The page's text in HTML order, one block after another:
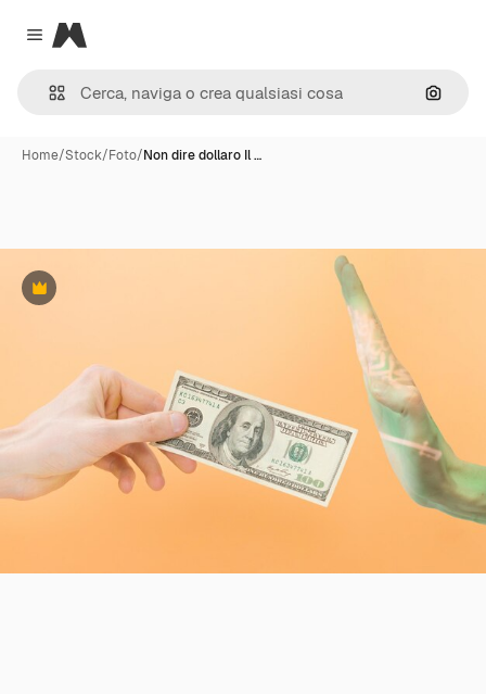
Close menu
Magnific
Cerca
Home/Stock/Foto/Non dire dollaro Il …
Premium